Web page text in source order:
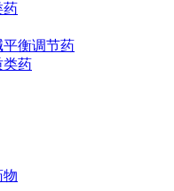
药
衡调节药
类药
物